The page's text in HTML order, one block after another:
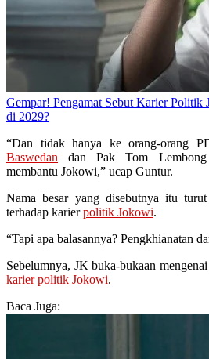
Gempar! Pengamat Sebut Karier Politik
di 2029?
“Dan tidak hanya ke orang-orang
Baswedan dan Pak Tom Lembong
membantu Jokowi,” ucap Guntur.
Nama besar yang disebutnya itu
terhadap karierpolitik Jokowi.
“Tapi apa balasannya? Pengkhianatan
Sebelumnya, JK buka-bukaan
karier politik Jokowi.
Baca Juga: